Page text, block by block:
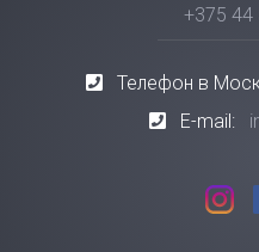
+375 44
Телефон в
E-mail: